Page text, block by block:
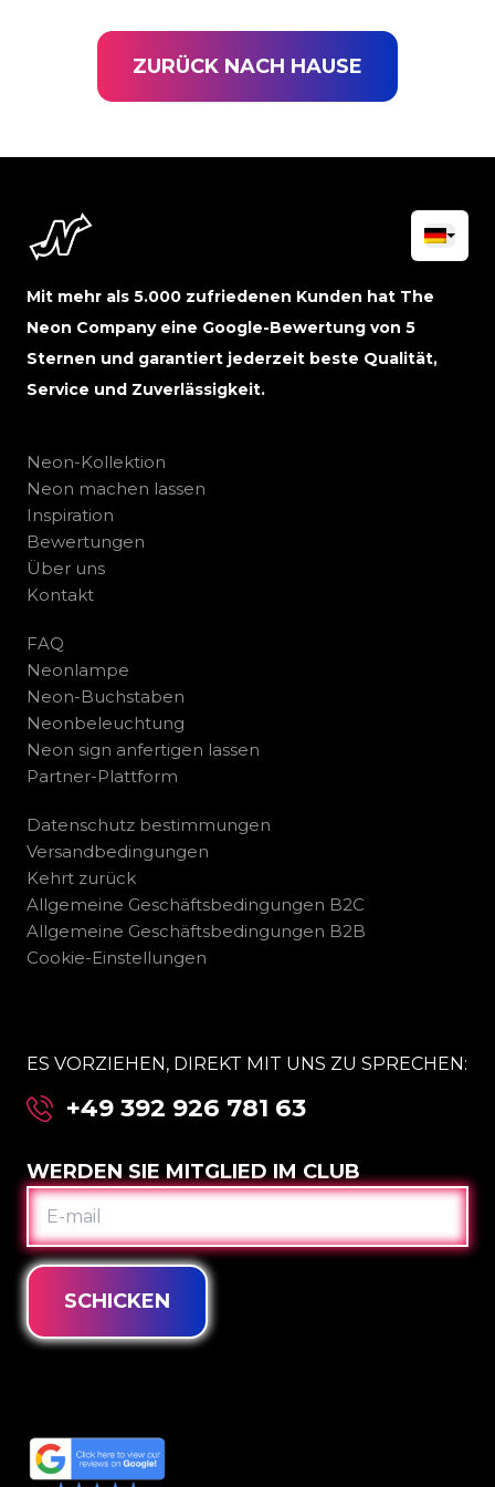
ZURÜCK NACH HAUSE
Mit mehr als 5.000 zufriedenen Kunden hat The
Neon Company eine Google-Bewertung von 5
Sternen und garantiert jederzeit beste Qualität,
Service und Zuverlässigkeit.
Neon-Kollektion
Neon machen lassen
Inspiration
Bewertungen
Über uns
Kontakt
FAQ
Neonlampe
Neon-Buchstaben
Neonbeleuchtung
Neon sign anfertigen lassen
Partner-Plattform
Datenschutz bestimmungen
Versandbedingungen
Kehrt zurück
Allgemeine Geschäftsbedingungen B2C
Allgemeine Geschäftsbedingungen B2B
Cookie-Einstellungen
ES VORZIEHEN, DIREKT MIT UNS ZU SPRECHEN:
+49 392 926 781 63
WERDEN SIE MITGLIED IM CLUB
E-
MAIL
SCHICKEN